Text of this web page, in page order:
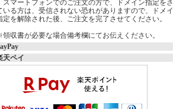
スマートフォンでのご注文の方で、ドメイン指定を
いる方は、受信されない恐れがありますので、ドメ
定を解除された後、ご注文を完了させてください。
収書が必要な場合備考欄にてお伝えください。
天ペイ